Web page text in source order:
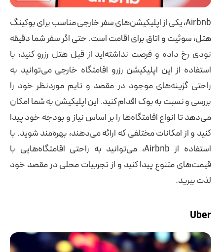
Airbnb، یکی از اپلیکیشن‌های سفر خارجی مناسب برای بوکینگ
هتل، سوئیت و اتاق برای اقامت است. حتی اگر سفر شما دقیقه
نودی رخ داده و فرصت نداشته‌اید از قبل هتل رزرو کنید، با
استفاده از این اپلیکیشن رزرو اقامتگاه خارجی می‌توانید به
راحتی گزینه‌های موجود در مقصد و تایم موردنظر خود را
بررسی و نسبت به بوک اقدام کنید. این اپلیکیشن به شما امکان
می‌دهد تا انواع اقامتگاه‌ها را بر اساس نیاز و بودجه خود پیدا
کنید و از امکانات مختلفی که ارائه می‌دهند، بهره‌مند شوید. با
استفاده از Airbnb، می‌توانید به راحتی اقامتگاه‌هایی با
قیمت‌های متنوع پیدا کنید و از تجربیات محلی در مقصد خود
لذت ببرید.
Uber